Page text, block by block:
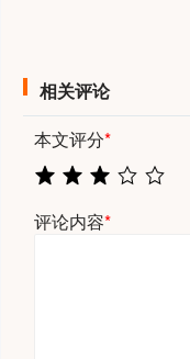
相关评论
本文评分*
评论内容*